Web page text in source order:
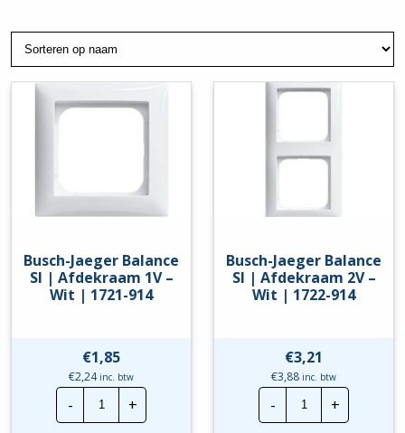
Busch-Jaeger Balance
SI | Afdekraam 1V –
Wit | 1721-914
€1,85
€2,24inc. btw
-
Busch-
Jaeger
Balance
+
Busch-Jaeger Balance
SI | Afdekraam 2V –
Wit | 1722-914
€3,21
€3,88 inc. btw
-
Busch-
Jaeger
Balance
+